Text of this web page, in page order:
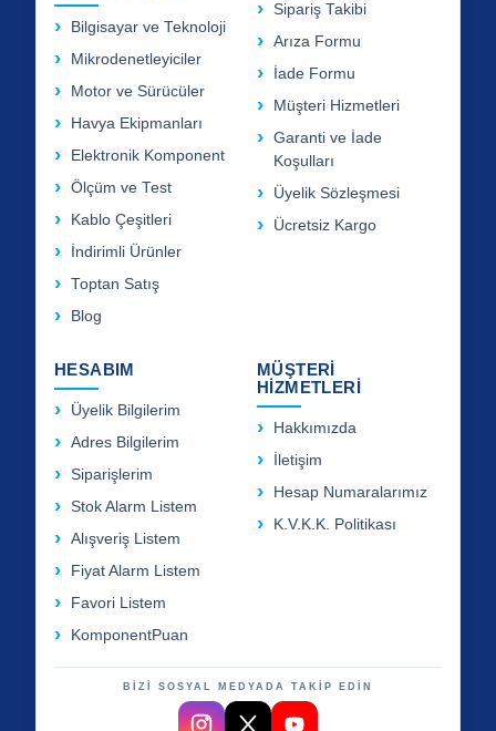
Bilgisayar ve Teknoloji
Mikrodenetleyiciler
Motor ve Sürücüler
Havya Ekipmanları
Elektronik Komponent
Ölçüm ve Test
Kablo Çeşitleri
İndirimli Ürünler
Toptan Satış
Blog
Sipariş Takibi
Arıza Formu
İade Formu
Müşteri Hizmetleri
Garanti ve İade
Koşulları
Üyelik Sözleşmesi
Ücretsiz Kargo
HESABIM
Üyelik Bilgilerim
Adres Bilgilerim
Siparişlerim
Stok Alarm Listem
Alışveriş Listem
Fiyat Alarm Listem
Favori Listem
KomponentPuan
MÜŞTERİ
HİZMETLERİ
Hakkımızda
İletişim
Hesap Numaralarımız
K.V.K.K. Politikası
BİZİ SOSYAL MEDYADA TAKİP EDİN